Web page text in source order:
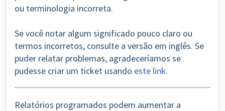
ou terminologia incorreta.
Se você notar algum significado pouco claro ou
termos incorretos, consulte a versão em inglês. Se
puder relatar problemas, agradeceríamos se
pudesse criar um ticket usando este link.
Relatórios programados podem aumentar a